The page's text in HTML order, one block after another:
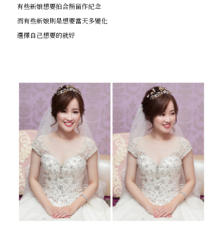
有些新娘想要拍合照留作紀念
而有些新娘則是想要當天多變化
選擇自己想要的就好